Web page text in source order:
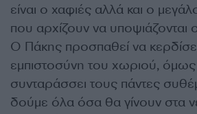
είναι ο χαφιές αλλά και ο
που αρχίζουν να υποψιάζονται
Ο Πάκης προσπαθεί να
εμπιστοσύνη του χωριού, όμως
συνταράσσει τους πάντες
δούμε όλα όσα θα γίνουν στα